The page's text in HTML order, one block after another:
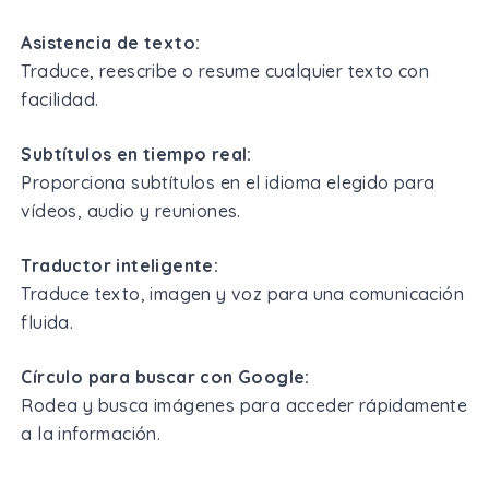
Asistencia de texto:
Traduce, reescribe o resume cualquier texto con
facilidad.
Subtítulos en tiempo real:
Proporciona subtítulos en el idioma elegido para
vídeos, audio y reuniones.
Traductor inteligente:
Traduce texto, imagen y voz para una comunicación
fluida.
Círculo para buscar con Google:
Rodea y busca imágenes para acceder rápidamente
a la información.